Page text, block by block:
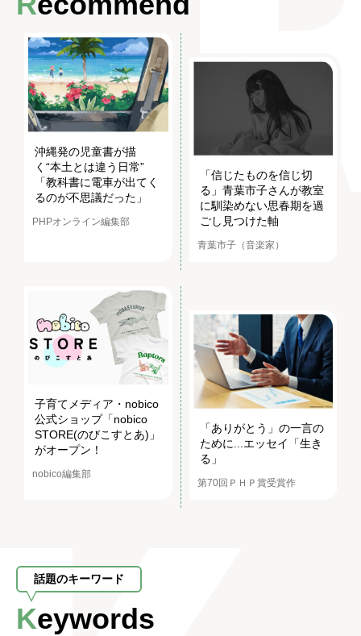
沖縄発の児童書が描
く“本土とは違う日常”
「教科書に電車が出てく
るのが不思議だった」
PHPオンライン編集部
「信じたものを信じ切
る」青葉市子さんが教室
に馴染めない思春期を過
ごし見つけた軸
青葉市子（音楽家）
子育てメディア・nobico
公式ショップ「nobico
STORE(のびこすとあ)」
がオープン！
nobico編集部
「ありがとう」の一言の
ために...エッセイ「生き
る」
第70回ＰＨＰ賞受賞作
話題のキーワード
Keywords